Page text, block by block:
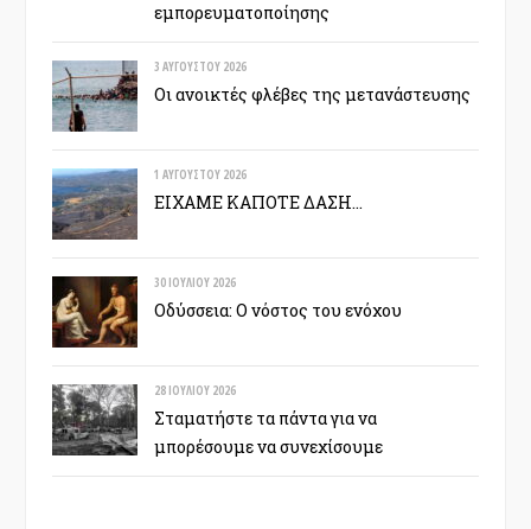
εμπορευματοποίησης
3 ΑΥΓΟΎΣΤΟΥ 2026
Οι ανοικτές φλέβες της μετανάστευσης
1 ΑΥΓΟΎΣΤΟΥ 2026
ΕΙΧΑΜΕ ΚΑΠΟΤΕ ΔΑΣΗ…
30 ΙΟΥΛΊΟΥ 2026
Οδύσσεια: Ο νόστος του ενόχου
28 ΙΟΥΛΊΟΥ 2026
Σταματήστε τα πάντα για να
μπορέσουμε να συνεχίσουμε